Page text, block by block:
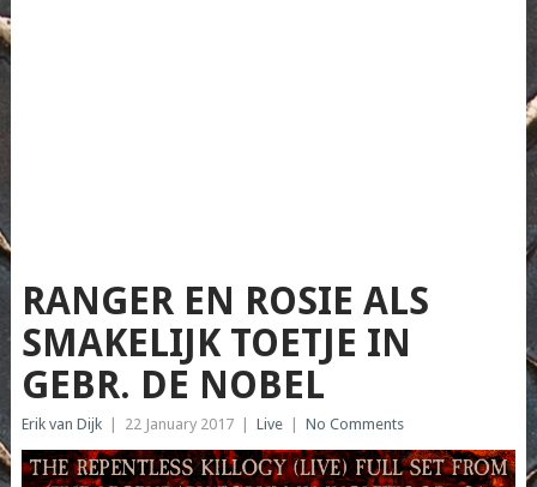
RANGER EN ROSIE ALS
SMAKELIJK TOETJE IN
GEBR. DE NOBEL
Erik van Dijk 22 January 2017 Live No Comments